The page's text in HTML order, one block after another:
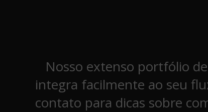
Nosso extenso portfólio
integra facilmente ao seu
contato para dicas sobre